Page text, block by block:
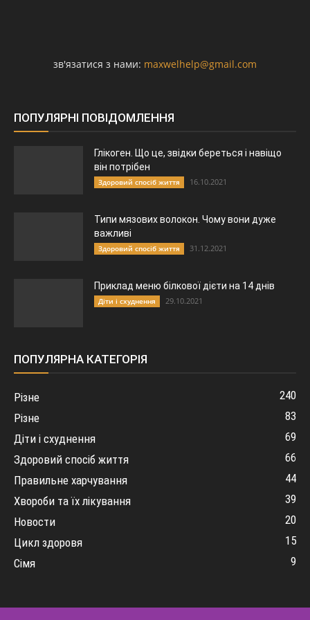
зв'язатися з нами: maxwelhelp@gmail.com
ПОПУЛЯРНІ ПОВІДОМЛЕННЯ
Глікоген. Що це, звідки береться і навіщо
він потрібен
Здоровий спосіб життя 16.10.2021
Типи мязових волокон. Чому вони дуже
важливі
Здоровий спосіб життя 31.12.2021
Приклад меню білкової дієти на 14 днів
Діти і схуднення 29.10.2021
ПОПУЛЯРНА КАТЕГОРІЯ
Різне
240
Різне
83
Діти і схуднення
69
Здоровий спосіб життя
66
Правильне харчування
44
Хвороби та їх лікування
39
Новости
20
Цикл здоровя
15
Сімя
9